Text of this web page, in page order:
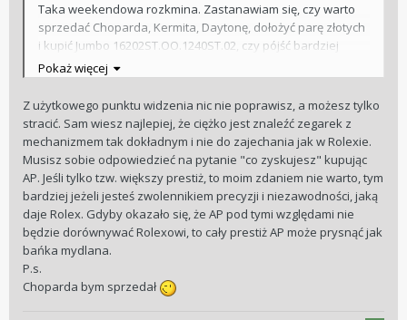
Taka weekendowa rozkmina. Zastanawiam się, czy warto
sprzedać Choparda, Kermita, Daytonę, dołożyć parę złotych
i kupić Jumbo 16202ST.OO.1240ST.02, czy pójść bardziej
ostrożnie, i na początek spróbować z RO 15510? Jednego się
boje w drugiej opcji, że 15510 będzie jednak zbyt duży dla
mnie i zacznie mi to szybko przeszkadzać.
Pokaż więcej
Z użytkowego punktu widzenia nic nie poprawisz, a możesz tylko
stracić. Sam wiesz najlepiej, że ciężko jest znaleźć zegarek z
mechanizmem tak dokładnym i nie do zajechania jak w Rolexie.
Musisz sobie odpowiedzieć na pytanie "co zyskujesz" kupując
AP. Jeśli tylko tzw. większy prestiż, to moim zdaniem nie warto, tym
bardziej jeżeli jesteś zwolennikiem precyzji i niezawodności, jaką
daje Rolex. Gdyby okazało się, że AP pod tymi względami nie
będzie dorównywać Rolexowi, to cały prestiż AP może prysnąć jak
bańka mydlana.
P.s.
Choparda bym sprzedał